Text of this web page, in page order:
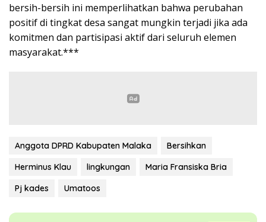
bersih-bersih ini memperlihatkan bahwa perubahan
positif di tingkat desa sangat mungkin terjadi jika ada
komitmen dan partisipasi aktif dari seluruh elemen
masyarakat.***
Anggota DPRD Kabupaten Malaka
Bersihkan
Herminus Klau
lingkungan
Maria Fransiska Bria
Pj kades
Umatoos